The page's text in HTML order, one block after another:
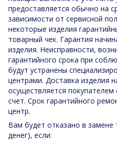
предоставляется обычно на
зависимости от сервисной
некоторые изделия
товарный чек. Гарантия
изделия. Неисправности,
гарантийного срока при
будут устранены
центрами. Доставка изделия
осуществляется
счет. Срок гарантийного
центр.
Вам будет отказано в замене
денег), если: